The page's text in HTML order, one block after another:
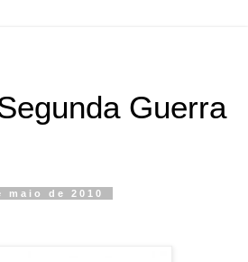
Guerra
maio de 2010